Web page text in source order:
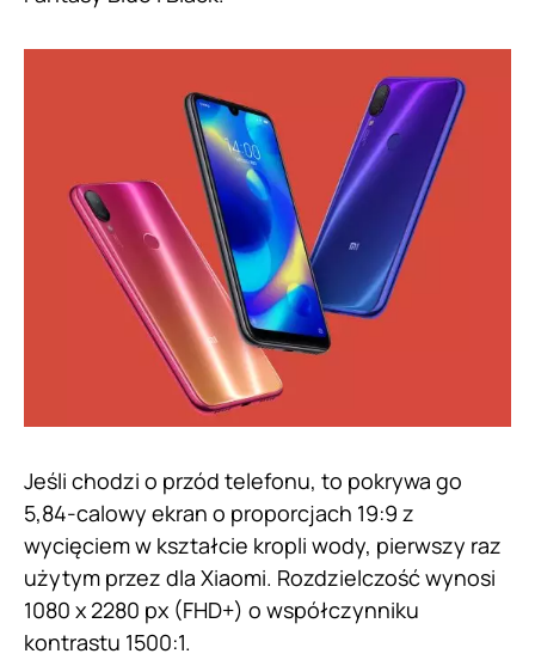
Jeśli chodzi o przód telefonu, to pokrywa go
5,84-calowy ekran o proporcjach 19:9 z
wycięciem w kształcie kropli wody, pierwszy raz
użytym przez dla Xiaomi. Rozdzielczość wynosi
1080 x 2280 px (FHD+) o współczynniku
kontrastu 1500:1.